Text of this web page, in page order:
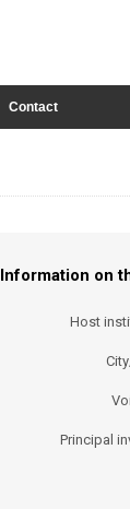
Contact
Information on
Host
Principal